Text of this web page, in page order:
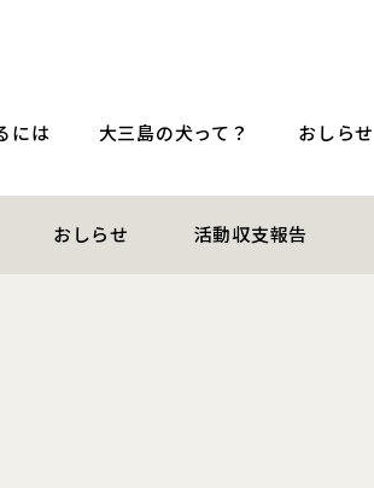
には 大三島の犬って？ おしらせ
おしらせ 活動収支報告